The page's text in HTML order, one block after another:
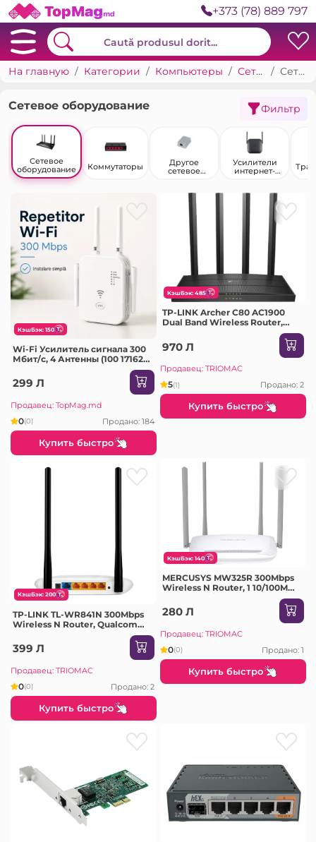
+373 (78) 889 797
На главную Категории Компьютеры Сетевое оборудование Сетевое оборудование
Сетевое оборудование Фильтр
Сетевое
оборудование
Коммутаторы
Другое
сетевое
Усилители
интернет-
КэшБэк: 150
Wi-Fi Усилитель сигнала 300
Мбит/с, 4 Антенны (100 17162-
299 Л
Продавец: TopMag.md
0(0) Продано: 184
Купить быстро
КэшБэк: 485
TP-LINK Archer C80 AC1900
Dual Band Wireless Router,
Mediatek, 1300Mbps at 5GHz +
600Mbps at 2.4GHz, 5 Gigabit
Ports, IPv6 Ready, 4 fixed
970 Л
Продавец: TRIOMAC
5(1) Продано: 2
Купить быстро
КэшБэк: 200
TP-LINK TL-WR841N 300Mbps
Wireless N Router, Qualcomm,
10/100M WAN + 4 10/100M LAN,
2 fixed antennas
399 Л
Продавец: TRIOMAC
0(0) Продано: 2
Купить быстро
КэшБэк: 140
MERCUSYS MW325R 300Mbps
Wireless N Router, 1 10/100M
WAN + 3 10/100M LAN, 4 fixed
antennas
280 Л
Продавец: TRIOMAC
0(0) Продано: 1
Купить быстро